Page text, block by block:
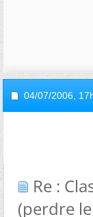
04/07/2006,
Re :
(perdre